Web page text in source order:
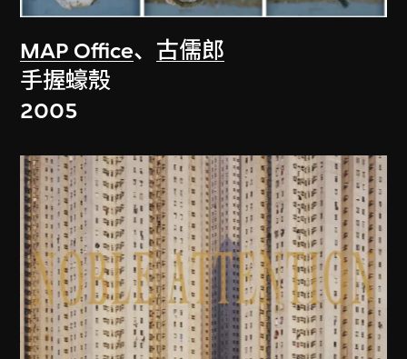
MAP Office、 古儒郎
手握蠔殼
2005